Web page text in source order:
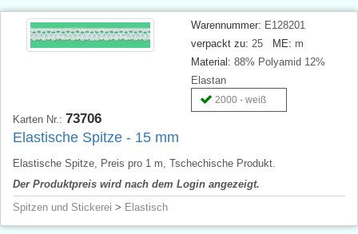
Warennummer: E128201
verpackt zu: 25 ME: m
Material: 88% Polyamid 12%
Elastan
2000 - weiß
Karten Nr.: 73706
Elastische Spitze - 15 mm
Elastische Spitze, Preis pro 1 m, Tschechische Produkt.
Der Produktpreis wird nach dem Login angezeigt.
Spitzen und Stickerei > Elastisch